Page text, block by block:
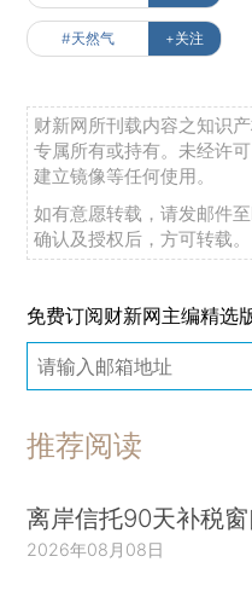
#天然气 +关注
财新网所刊载内容之知识
专属所有或持有。未经许
建立镜像等任何使用。
如有意愿转载，请发邮件至
确认及授权后，方可转载。
免费订阅财新网主编精选
推荐阅读
离岸信托90天补税
2026年08月08日